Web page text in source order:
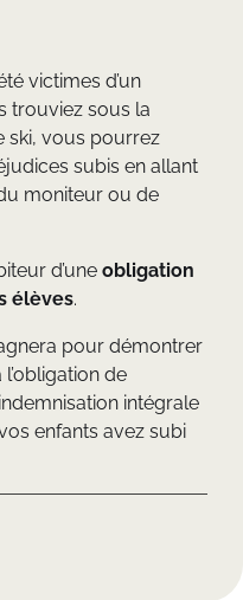
victimes d’un
trouviez sous la
ski, vous pourrez
subis en allant
moniteur ou de
d’une obligation
élèves.
pour démontrer
de
intégrale
enfants avez subi